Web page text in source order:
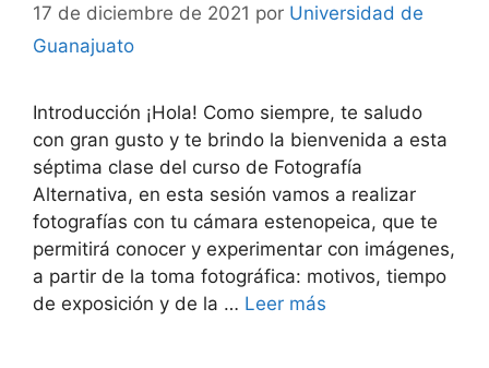
17 de diciembre de 2021 por Universidad de
Guanajuato
Introducción ¡Hola! Como siempre, te saludo
con gran gusto y te brindo la bienvenida a esta
séptima clase del curso de Fotografía
Alternativa, en esta sesión vamos a realizar
fotografías con tu cámara estenopeica, que te
permitirá conocer y experimentar con imágenes,
a partir de la toma fotográfica: motivos, tiempo
de exposición y de la … Leer más